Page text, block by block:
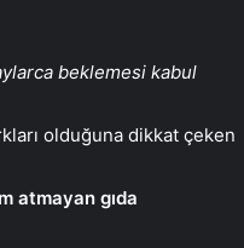
beklemesi kabul
olduğuna dikkat çeken
atmayan gıda